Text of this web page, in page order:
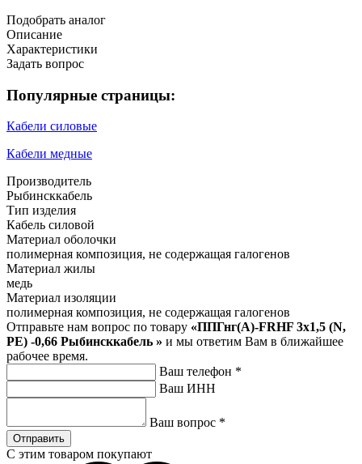
Подобрать аналог
Описание
Характеристики
Задать вопрос
Популярные страницы:
Кабели силовые
Кабели медные
Производитель
Рыбинсккабель
Тип изделия
Кабель силовой
Материал оболочки
полимерная композиция, не содержащая галогенов
Материал жилы
медь
Материал изоляции
полимерная композиция, не содержащая галогенов
Отправьте нам вопрос по товару «ППГнг(А)-FRHF 3х1,5 (N,
PE) -0,66 Рыбинсккабель » и мы ответим Вам в ближайшее
рабочее время.
Ваш телефон *
Ваш ИНН
Ваш вопрос *
Отправить
С этим товаром покупают